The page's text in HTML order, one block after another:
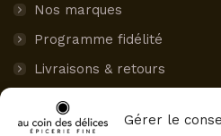
Gérer le
Nos marques
Programme fidélité
Livraisons & retours
Paiement sécurisé
Mon compte